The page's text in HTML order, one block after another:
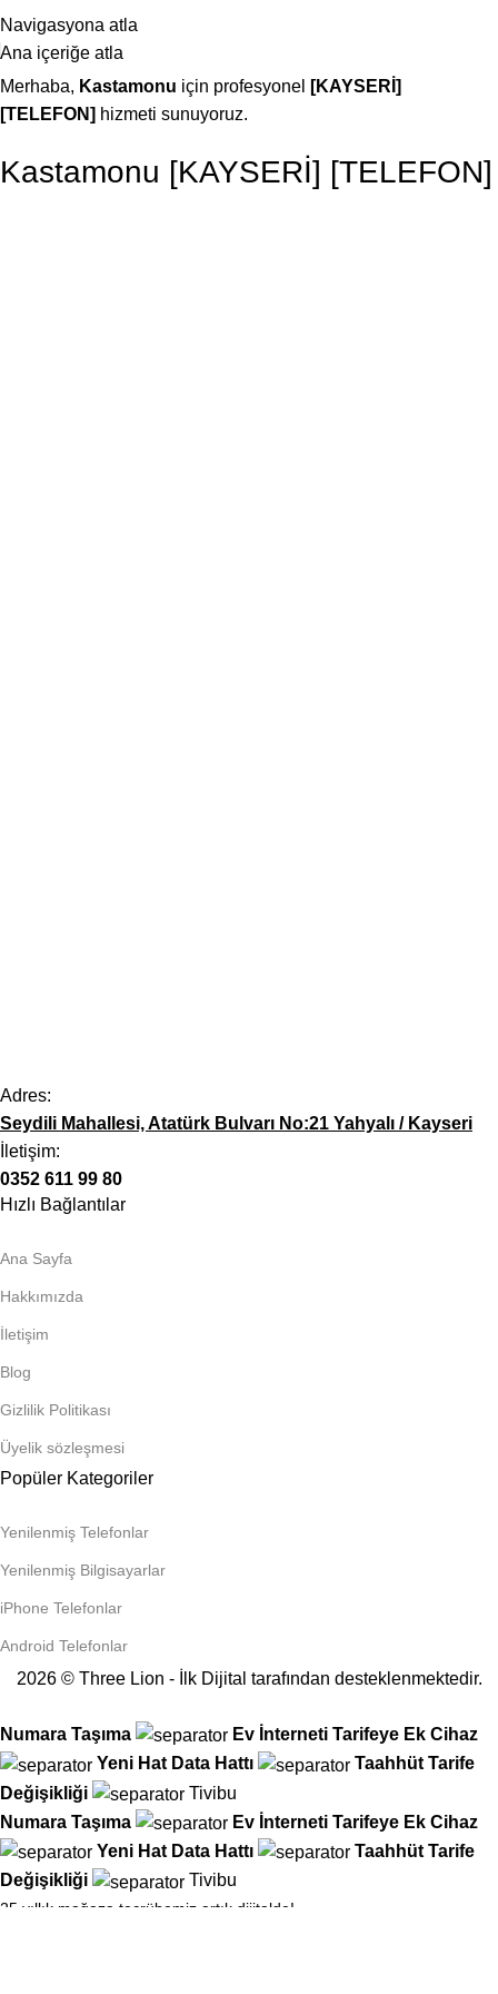
Navigasyona atla
Ana içeriğe atla
25 YILLIK TECRÜBEMİZLE SİZLERLEYİZ!
Merhaba, Kastamonu için profesyonel
[KAYSERİ]
[TELEFON] hizmeti sunuyoruz.
Kastamonu [KAYSERİ] [TELEFON]
Adres:
Seydili Mahallesi, Atatürk Bulvarı No:21 Yahyalı / Kayseri
İletişim:
0352 611 99 80
Hızlı Bağlantılar
Ana Sayfa
Hakkımızda
İletişim
Blog
Gizlilik Politikası
Üyelik sözleşmesi
Popüler Kategoriler
Yenilenmiş Telefonlar
Yenilenmiş Bilgisayarlar
iPhone Telefonlar
Android Telefonlar
2026 © Three Lion - İlk Dijital tarafından desteklenmektedir.
Numara Taşıma Ev İnterneti Tarifeye Ek Cihaz
Yeni Hat Data Hattı Taahhüt Tarife
Değişikliği
Tivibu
Numara Taşıma
Ev İnterneti Tarifeye Ek Cihaz
Yeni Hat Data Hattı Taahhüt Tarife
Değişikliği
Tivibu
25 yıllık mağaza tecrübemiz artık dijitalde!